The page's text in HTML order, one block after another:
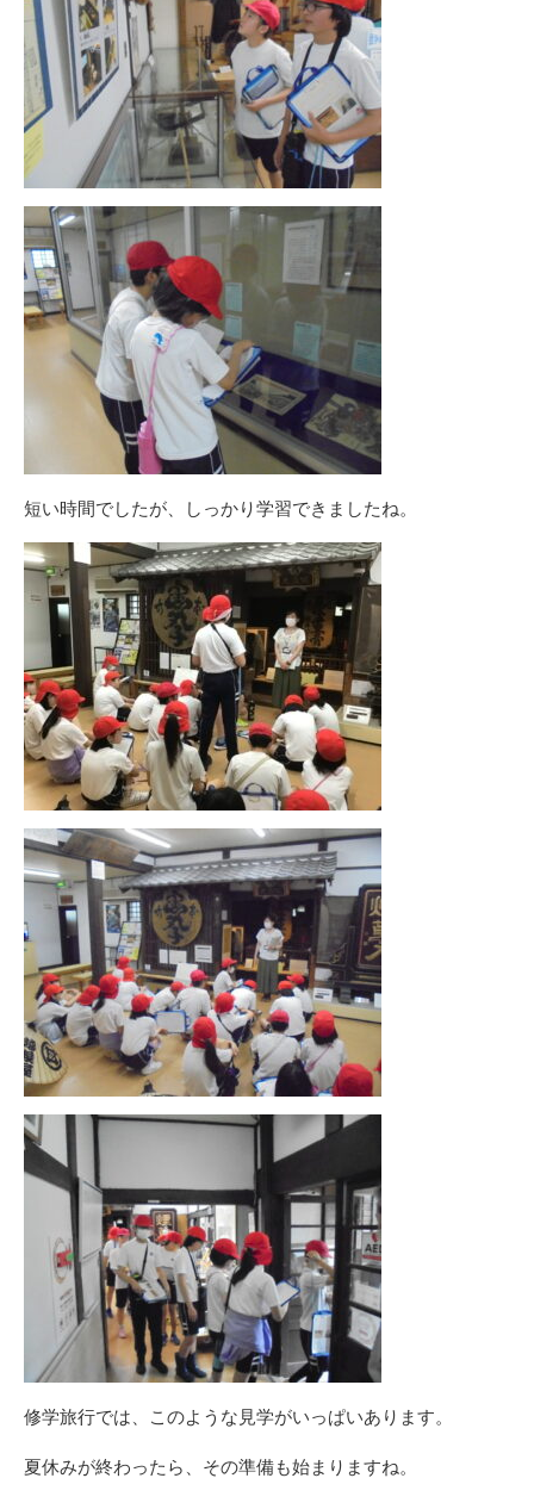
短い時間でしたが、しっかり学習できましたね。
修学旅行では、このような見学がいっぱいあります。
夏休みが終わったら、その準備も始まりますね。